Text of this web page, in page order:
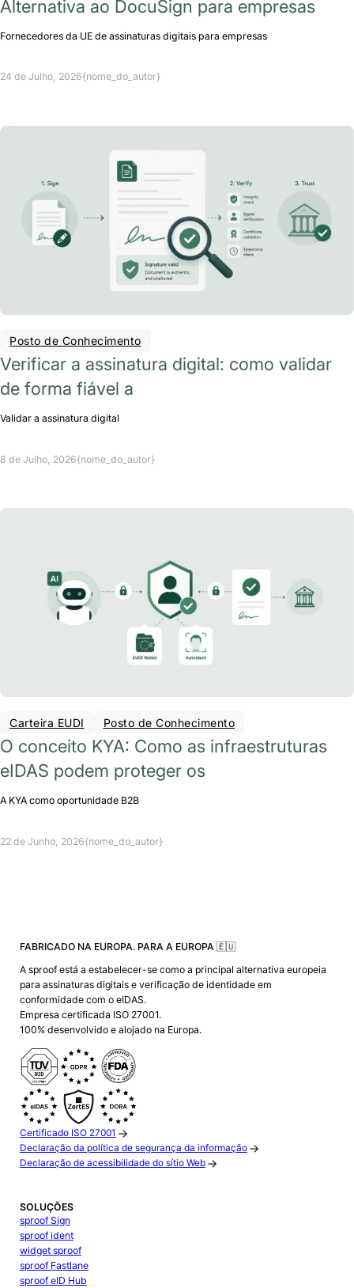
Alternativa ao DocuSign para empresas
Fornecedores da UE de assinaturas digitais para empresas
24 de Julho, 2026{nome_do_autor}
Posto de Conhecimento
Verificar a assinatura digital: como validar
de forma fiável a
Validar a assinatura digital
8 de Julho, 2026{nome_do_autor}
Carteira EUDI Posto de Conhecimento
O conceito KYA: Como as infraestruturas
eIDAS podem proteger os
A KYA como oportunidade B2B
22 de Junho, 2026{nome_do_autor}
FABRICADO NA EUROPA. PARA A EUROPA 🇪🇺
A sproof está a estabelecer-se como a principal alternativa europeia
para assinaturas digitais e verificação de identidade em
conformidade com o eIDAS.
Empresa certificada ISO 27001.
100% desenvolvido e alojado na Europa.
Certificado ISO 27001
Declaração da política de segurança da informação
Declaração de acessibilidade do sítio Web
SOLUÇÕES
sproof Sign
sproof ident
widget sproof
sproof Fastlane
sproof eID Hub